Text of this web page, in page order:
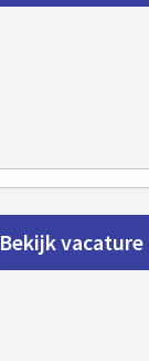
Bekijk vacature